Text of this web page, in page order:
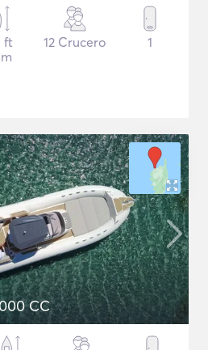
ft
12 Crucero 1
CC